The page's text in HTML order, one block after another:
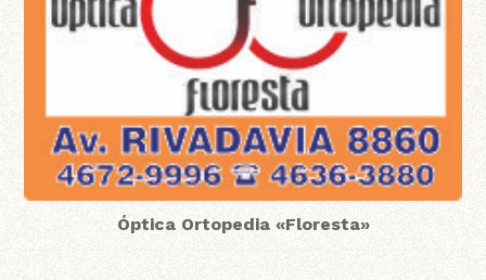
Óptica Ortopedia «Floresta»